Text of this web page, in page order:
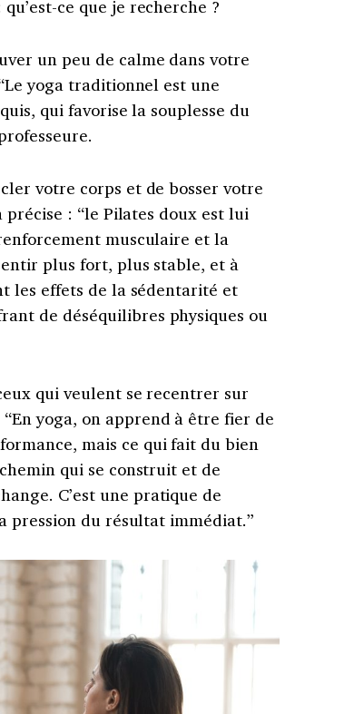
ce que je recherche ?
un peu de calme dans votre
yoga traditionnel est une
qui favorise la souplesse du
votre corps et de bosser votre
: “le Pilates doux est lui
musculaire et la
plus fort, plus stable, et à
les effets de la sédentarité et
de déséquilibres physiques ou
qui veulent se recentrer sur
yoga, on apprend à être fier de
mais ce qui fait du bien
qui se construit et de
C’est une pratique de
pression du résultat immédiat.”